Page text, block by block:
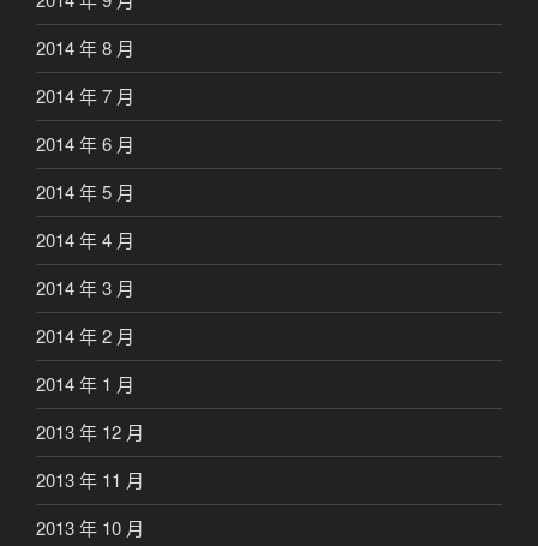
2014 年 8 月
2014 年 7 月
2014 年 6 月
2014 年 5 月
2014 年 4 月
2014 年 3 月
2014 年 2 月
2014 年 1 月
2013 年 12 月
2013 年 11 月
2013 年 10 月